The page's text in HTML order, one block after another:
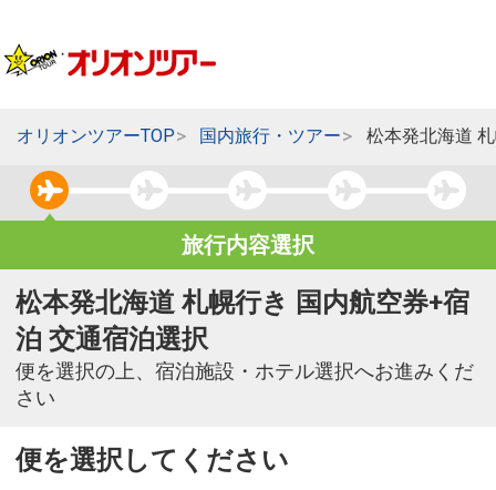
オリオンツアーTOP 国内旅行・ツアー 松本発北海道
旅行内容選択
松本発北海道 札幌行き 国内航空券+宿
泊 交通宿泊選択
便を選択の上、宿泊施設・ホテル選択へお進みくだ
さい
便を選択してください